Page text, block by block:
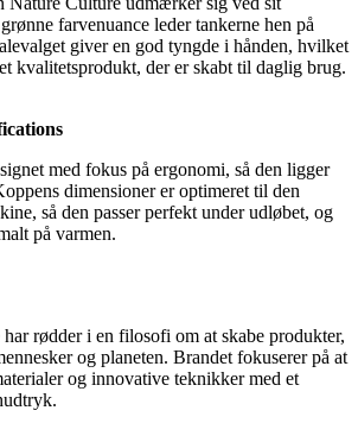
farvenuance leder tankerne hen på
giver en god tyngde i hånden, hvilket
kvalitetsprodukt, der er skabt til daglig brug.
med fokus på ergonomi, så den ligger
dimensioner er optimeret til den
så den passer perfekt under udløbet, og
på varmen.
rødder i en filosofi om at skabe produkter,
og planeten. Brandet fokuserer på at
og innovative teknikker med et